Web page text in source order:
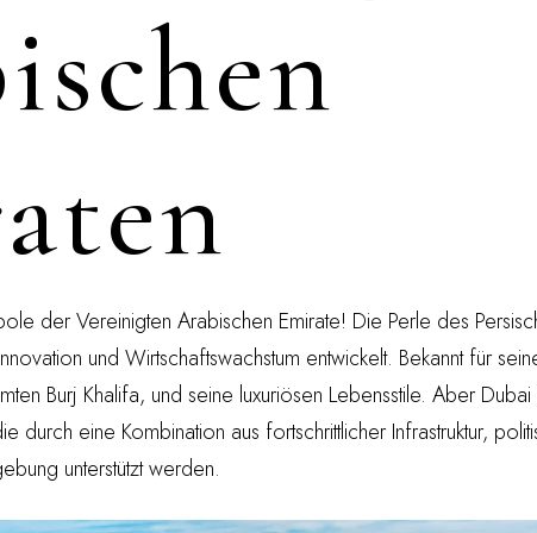
der Vereinigten Arabischen Emirate! Die Perle des
und Wirtschaftswachstum entwickelt. Bekannt für
Burj Khalifa, und seine luxuriösen Lebensstile. Aber
durch eine Kombination aus fortschrittlicher Infrastruktur,
unterstützt werden.